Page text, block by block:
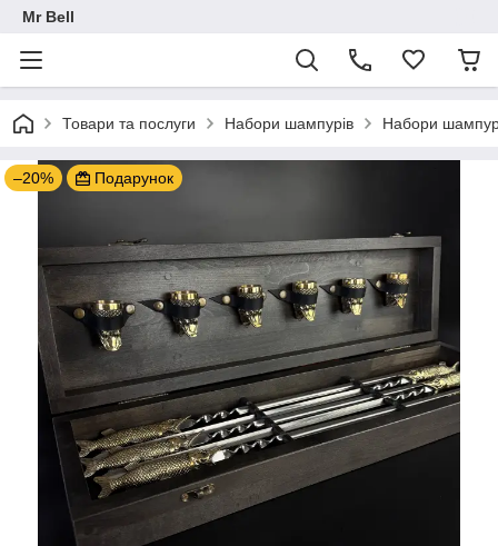
Mr Bell
Товари та послуги Набори шампурів Набори
–20% Подарунок